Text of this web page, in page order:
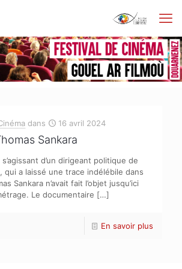
dans 16 avril 2024
Sankara
d’un dirigeant politique de
qui a laissé une trace indélébile dans
Sankara n’avait fait l’objet jusqu’ici
Le documentaire […]
En savoir plus